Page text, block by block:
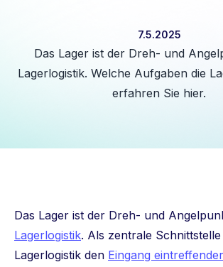
7.5.2025
Das Lager ist der Dreh- und
Lagerlogistik. Welche Aufgaben die
erfahren Sie hier.
Das Lager ist der Dreh- und
Lagerlogistik. Als zentrale
Lagerlogistik den Eingang